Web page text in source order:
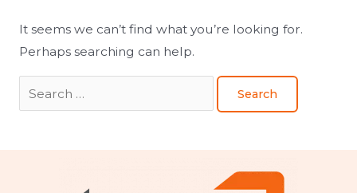
It seems we can’t find what you’re looking for.
Perhaps searching can help.